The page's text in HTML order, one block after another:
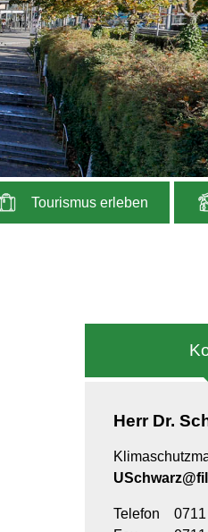
Tourismus erleben
Herr Dr.
Telefon